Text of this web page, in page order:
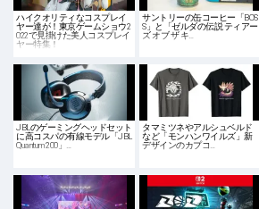
ハイクオリティなコスプレイ
ヤー達が！東京ゲームショウ2
022で見掛けた美人コスプレイ
ヤー特集！
サントリーの缶コーヒー「BOS
S」と「ゼルダの伝説 ティアー
ズ オブ ザ キ…
JBLのゲーミングヘッドセット
に高コスパの有線モデル「JBL
Quantum 200」…
タマミツネやアルシュベルド
など「モンハンワイルズ」新
デザインのカプコ…